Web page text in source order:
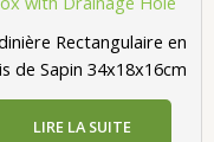
Rectangulaire en
de Sapin 34x18x16cm
LIRE LA SUITE